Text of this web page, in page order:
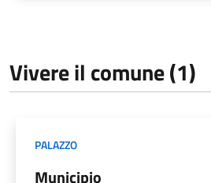
Vivere il comune (1)
PALAZZO
Municipio